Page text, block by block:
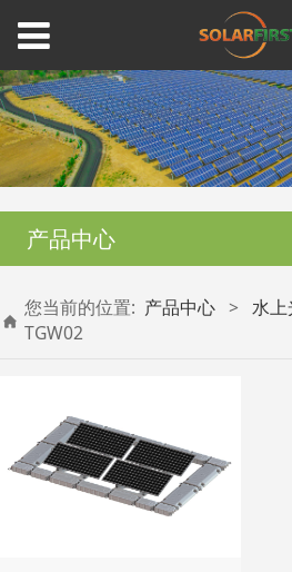
产品中心
您当前的位置: 产品中心 > 水上
TGW02